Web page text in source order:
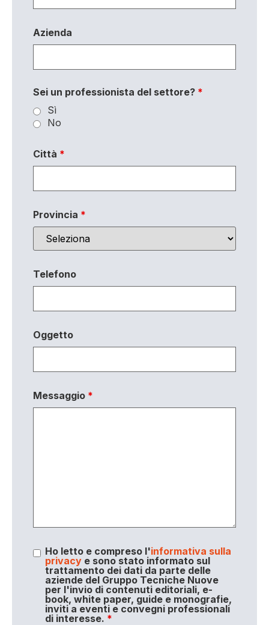
Azienda
Sei un professionista del settore? *
Sì
No
Città *
Provincia *
Telefono
Oggetto
Messaggio *
Ho letto e compreso l'informativa sulla
privacye sono stato informato sul
trattamento dei dati da parte delle
aziende del Gruppo Tecniche Nuove
per l'invio di contenuti editoriali, e-
book, white paper, guide e monografie,
inviti a eventi e convegni professionali
di interesse. *